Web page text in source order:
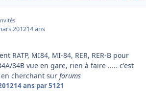
201214 ans
RATP, MI84, MI-84, RER, RER-B pour
84B vue en gare, rien à faire ..... c'est
cherchant sur forums
14 ans par 5121